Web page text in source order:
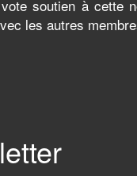
soutien à cette
les autres